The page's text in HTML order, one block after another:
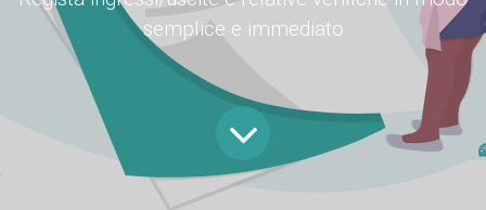
semplice e immediato